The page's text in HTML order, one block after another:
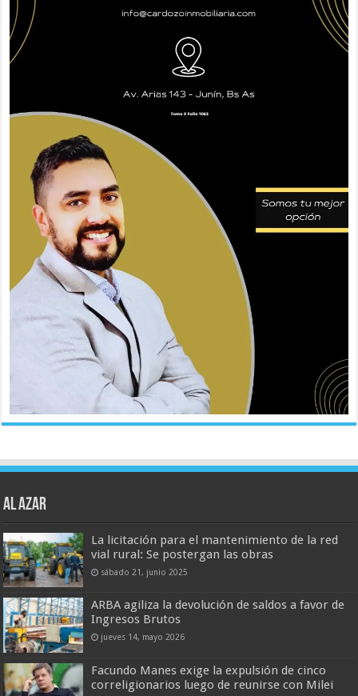
AL AZAR
La licitación para el mantenimiento de la red
vial rural: Se postergan las obras
sábado 21, junio 2025
ARBA agiliza la devolución de saldos a favor de
Ingresos Brutos
jueves 14, mayo 2026
Facundo Manes exige la expulsión de cinco
correligionarios luego de reunirse con Milei